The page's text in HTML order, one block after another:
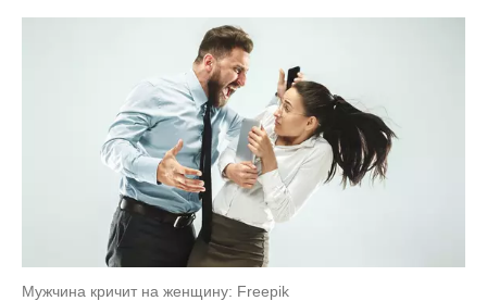
Мужчина кричит на женщину: Freepik